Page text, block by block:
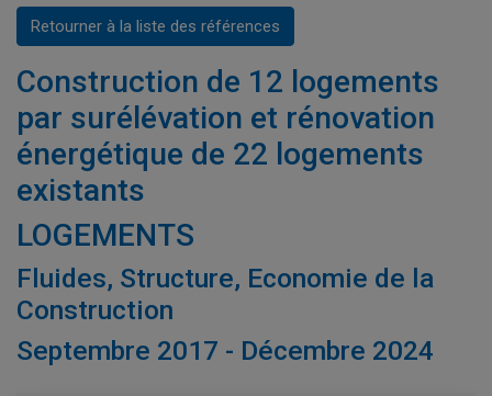
Retourner à la liste des références
Construction de 12 logements
par surélévation et rénovation
énergétique de 22 logements
existants
LOGEMENTS
Fluides, Structure, Economie de la
Construction
Septembre 2017 - Décembre 2024